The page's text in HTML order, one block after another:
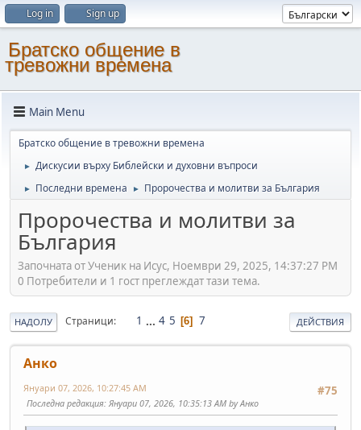
Log in Sign up
Братско общение в
тревожни времена
Main Menu
Братско общение в тревожни времена
► Дискусии върху Библейски и духовни въпроси
► Последни времена ► Пророчества и молитви за България
Пророчества и молитви за
България
Започната от Ученик на Исус, Ноември 29, 2025, 14:37:27 PM
0 Потребители и 1 гост преглеждат тази тема.
НАДОЛУ Страници 1 ... 4 5 6 7 ДЕЙСТВИЯ
Анко
#75
Януари 07, 2026, 10:27:45 AM
Последна редакция: Януари 07, 2026, 10:35:13 AM by Анко